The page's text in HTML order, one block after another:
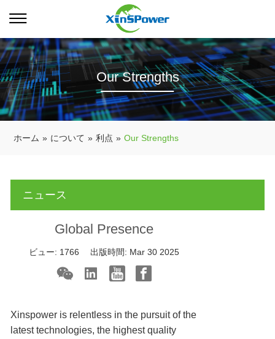
Our Strengths
ホーム » について » 利点 » Our Strengths
ニュース
Global Presence
ビュー: 1766 出版時間: Mar 30 2025
Xinspower is relentless in the pursuit of the
latest technologies, the highest quality